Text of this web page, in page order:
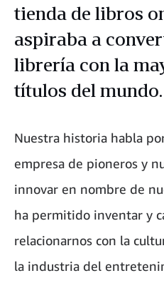
tienda de libros
aspiraba a
librería con la
títulos del mundo.
Nuestra historia habla
empresa de pioneros y
innovar en nombre de
ha permitido inventar y
relacionarnos con la
la industria del